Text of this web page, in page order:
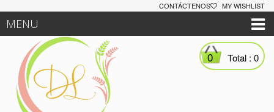
CONTÁCTENOS MY WISHLIST
MENU
0 Total : 0